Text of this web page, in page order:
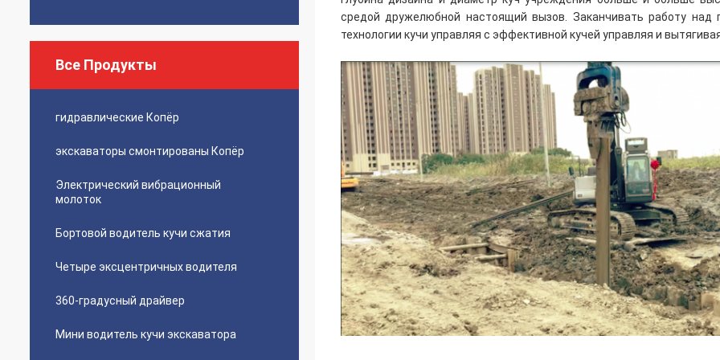
Все Продукты
гидравлические Копёр
экскаваторы смонтированы Копёр
Электрический вибрационный
молоток
Бортовой водитель кучи сжатия
Четыре эксцентричных водителя
360-градусный драйвер
Мини водитель кучи экскаватора
средой дружелюбной настоящий вызов. Заканчивать работу
технологии кучи управляя с эффективной кучей управляя и